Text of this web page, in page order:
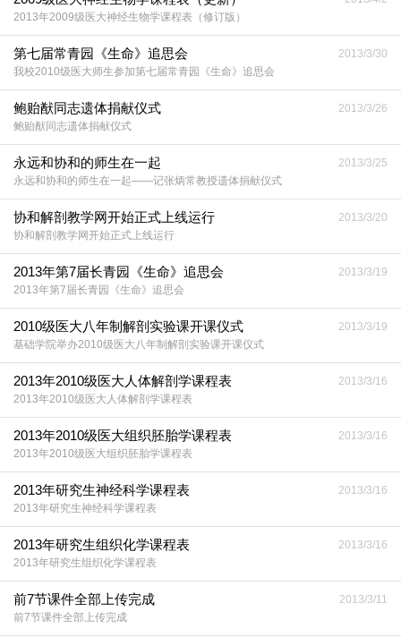
2013年2009级医大神经生物学课程表（修订版）
2013/3/30
第七届常青园《生命》追思会
我校2010级医大师生参加第七届常青园《生命》追思会
2013/3/26
鲍贻猷同志遗体捐献仪式
鲍贻猷同志遗体捐献仪式
2013/3/25
永远和协和的师生在一起
永远和协和的师生在一起——记张炳常教授遗体捐献仪式
2013/3/20
协和解剖教学网开始正式上线运行
协和解剖教学网开始正式上线运行
2013/3/19
2013年第7届长青园《生命》追思会
2013年第7届长青园《生命》追思会
2013/3/19
2010级医大八年制解剖实验课开课仪式
基础学院举办2010级医大八年制解剖实验课开课仪式
2013/3/16
2013年2010级医大人体解剖学课程表
2013年2010级医大人体解剖学课程表
2013/3/16
2013年2010级医大组织胚胎学课程表
2013年2010级医大组织胚胎学课程表
2013/3/16
2013年研究生神经科学课程表
2013年研究生神经科学课程表
2013/3/16
2013年研究生组织化学课程表
2013年研究生组织化学课程表
2013/3/11
前7节课件全部上传完成
前7节课件全部上传完成